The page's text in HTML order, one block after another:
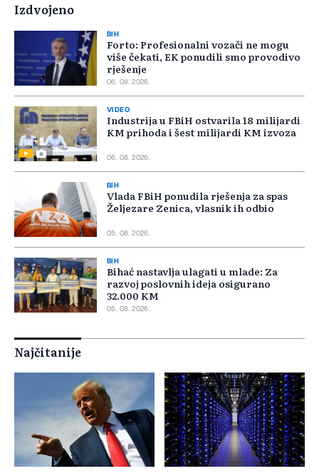
Izdvojeno
BIH
Forto: Profesionalni vozači ne mogu
više čekati, EK ponudili smo provodivo
rješenje
06. 08. 2026.
VIDEO
Industrija u FBiH ostvarila 18 milijardi
KM prihoda i šest milijardi KM izvoza
06. 08. 2026.
BIH
Vlada FBiH ponudila rješenja za spas
Željezare Zenica, vlasnik ih odbio
05. 08. 2026.
BIH
Bihać nastavlja ulagati u mlade: Za
razvoj poslovnih ideja osigurano
32.000 KM
05. 08. 2026.
Najčitanije